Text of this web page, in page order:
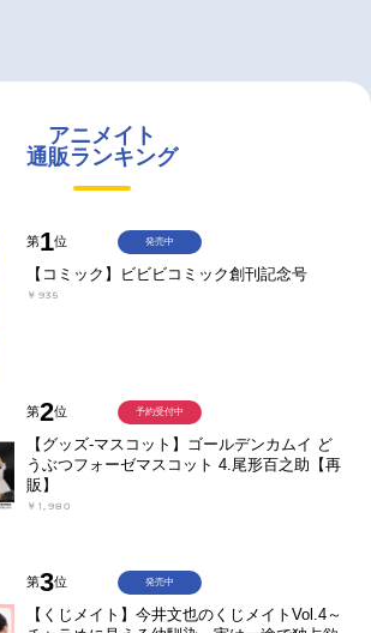
アニメイト
通販ランキング
第1位
【コミック】ビビビコミック創刊記念号
￥935
発売中
第2位
【グッズ-マスコット】ゴールデンカムイ ど
うぶつフォーゼマスコット 4.尾形百之助【再
販】
￥1,980
予約受付中
第3位
【くじメイト】今井文也のくじメイトVol.4～
発売中